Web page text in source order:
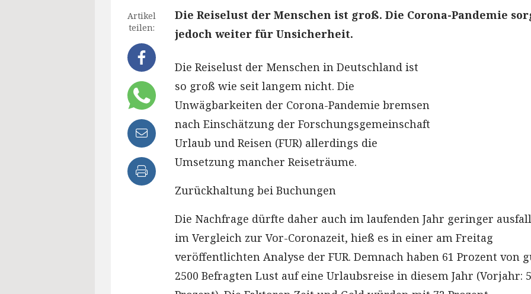
Artikel
teilen:
Die Reiselust der Menschen ist groß. Die Corona-Pandemie
jedoch weiter für Unsicherheit.
Die Reiselust der Menschen in Deutschland ist
so groß wie seit langem nicht. Die
Unwägbarkeiten der Corona-Pandemie bremsen
nach Einschätzung der Forschungsgemeinschaft
Urlaub und Reisen (FUR) allerdings die
Umsetzung mancher Reiseträume.
Zurückhaltung bei Buchungen
Die Nachfrage dürfte daher auch im laufenden Jahr geringer
im Vergleich zur Vor-Coronazeit, hieß es in einer am Freitag
veröffentlichten Analyse der FUR. Demnach haben 61 Prozent von
2500 Befragten Lust auf eine Urlaubsreise in diesem Jahr (Vorjahr: